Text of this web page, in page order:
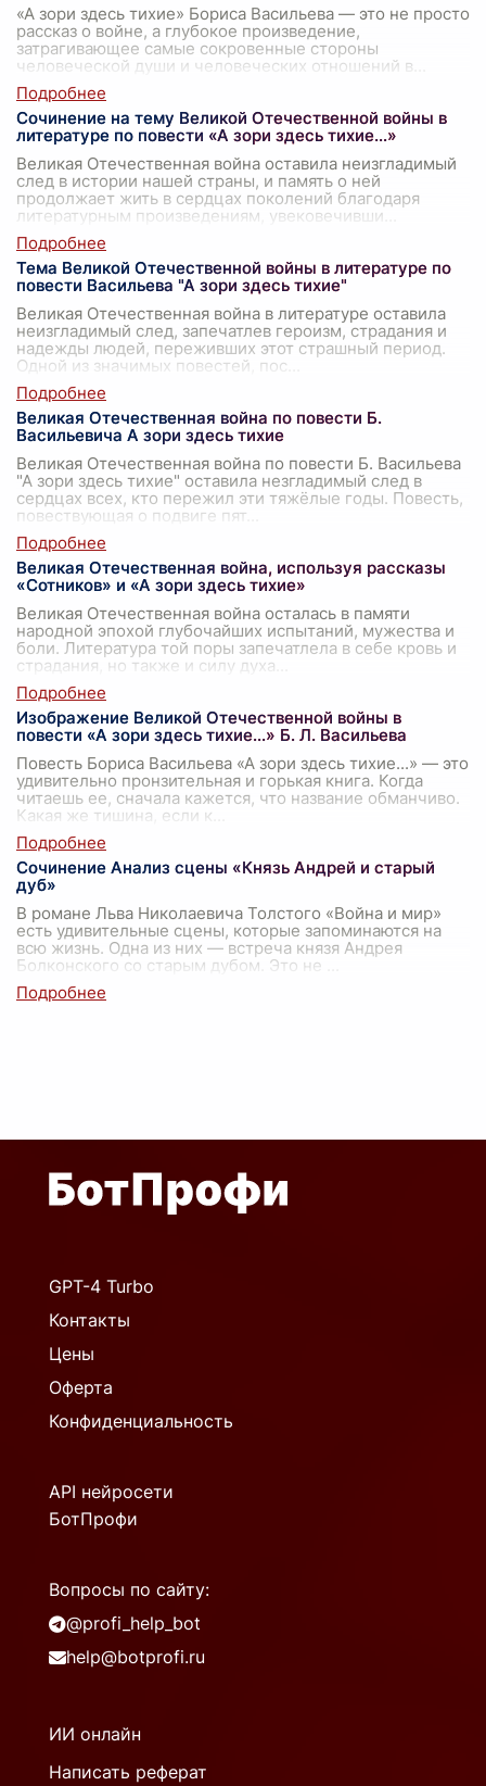
«А зори здесь тихие» Бориса Васильева — это не просто
рассказ о войне, а глубокое произведение,
затрагивающее самые сокровенные стороны
человеческой души и человеческих отношений в
Сочинение на тему Великой Отечественной войны в
литературе по повести «А зори здесь тихие…»
Великая Отечественная война оставила неизгладимый
след в истории нашей страны, и память о ней
продолжает жить в сердцах поколений благодаря
литературным произведениям, увековечивши
Тема Великой Отечественной войны в литературе по
повести Васильева "А зори здесь тихие"
Великая Отечественная война в литературе оставила
неизгладимый след, запечатлев героизм, страдания и
надежды людей, переживших этот страшный период.
Одной из значимых повестей, пос
Великая Отечественная война по повести Б.
Васильевича А зори здесь тихие
Великая Отечественная война по повести Б. Васильева
"А зори здесь тихие" оставила незгладимый след в
сердцах всех, кто пережил эти тяжёлые годы. Повесть,
повествующая о подвиге пят
Великая Отечественная война, используя рассказы
«Сотников» и «А зори здесь тихие»
Великая Отечественная война осталась в памяти
народной эпохой глубочайших испытаний, мужества и
боли. Литература той поры запечатлела в себе кровь и
страдания, но также и силу духа
Изображение Великой Отечественной войны в
повести «А зори здесь тихие...» Б. Л. Васильева
Повесть Бориса Васильева «А зори здесь тихие...» — это
удивительно пронзительная и горькая книга. Когда
читаешь ее, сначала кажется, что название обманчиво.
Какая же тишина, если к
Сочинение Анализ сцены «Князь Андрей и старый
дуб»
В романе Льва Николаевича Толстого «Война и мир»
есть удивительные сцены, которые запоминаются на
всю жизнь. Одна из них — встреча князя Андрея
Болконского со старым дубом. Это не
GPT-4 Turbo
Контакты
Цены
Оферта
Конфиденциальность
API нейросети
БотПрофи
Вопросы по сайту:
@profi_help_bot
help@botprofi.ru
ИИ онлайн
Написать реферат